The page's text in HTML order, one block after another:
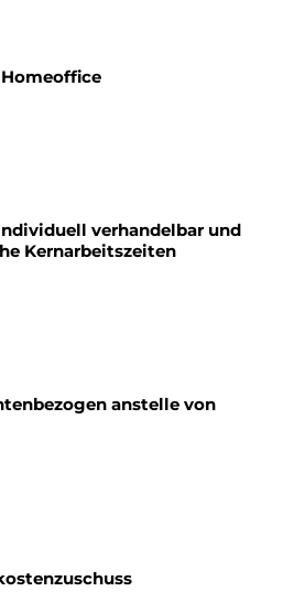
verhandelbar und
Kernarbeitszeiten
anstelle von